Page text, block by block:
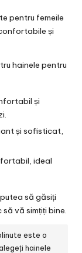
pentru femeile
și
hainele pentru
și
și sofisticat,
ideal
să găsiți
vă simțiți bine.
este o
hainele